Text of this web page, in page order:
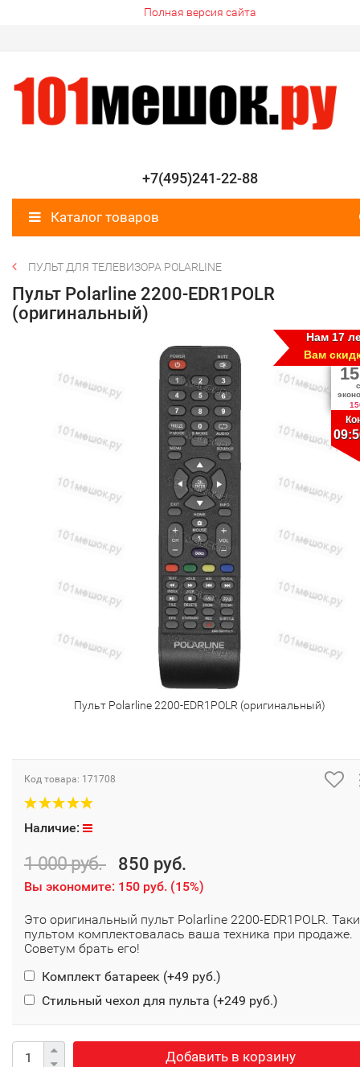
Полная версия сайта
+7(495)241-22-88
Каталог товаров
ПУЛЬТ ДЛЯ ТЕЛЕВИЗОРА POLARLINE
Пульт Polarline 2200-EDR1POLR
(оригинальный)
Пульт Polarline 2200-EDR1POLR (оригинальный)
Нам 17
Вам
15
Код товара: 171708
Наличие:
1 000 руб. 850 руб.
Вы экономите: 150 руб. (15%)
Это оригинальный пульт Polarline 2200-EDR1POLR.
пультом комплектовалась ваша техника при продаже.
Советум брать его!
Комплект батареек (+49 руб.)
Стильный чехол для пульта (+249 руб.)
Добавить в корзину